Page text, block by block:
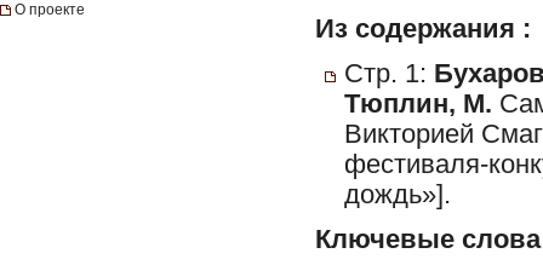
О проекте
Из содержания :
Стр. 1:
Тюплин, М.
Викторией
фестиваля-
дождь»].
Ключевые слова